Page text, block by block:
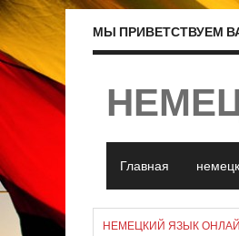
МЫ ПРИВЕТСТВУЕМ
Главная
НЕМЕЦКИЙ ЯЗЫК